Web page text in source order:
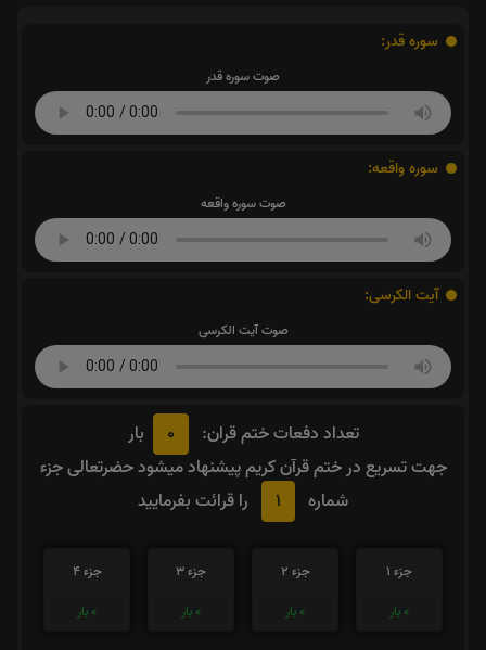
سوره قدر:
صوت سوره قدر
سوره واقعه:
صوت سوره واقعه
آیت الکرسی:
صوت آیت الکرسی
تعداد دفعات ختم قران: 0
بار
جهت تسریع در ختم قرآن کریم پیشنهاد میشود حضرتعالی جزء
شماره
1 را قرائت بفرمایید
جزء 1
0 بار
جزء 2
0 بار
جزء 3
0 بار
جزء 4
0 بار